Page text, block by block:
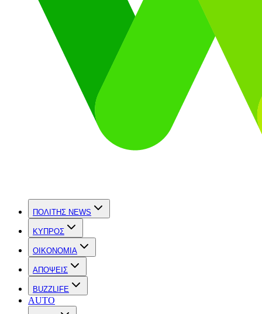
ΠΟΛΙΤΗΣ NEWS
ΚΥΠΡΟΣ
OIKONOMIA
ΑΠΟΨΕΙΣ
BUZZLIFE
AUTO